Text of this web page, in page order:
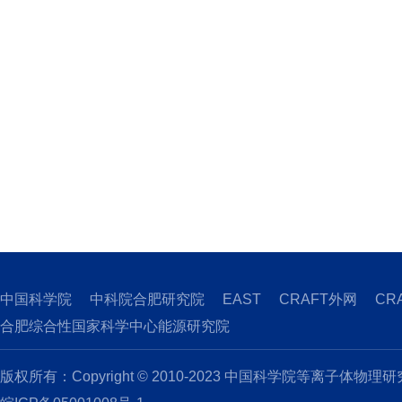
中国科学院 中科院合肥研究院 EAST CRAFT外网
合肥综合性国家科学中心能源研究院
版权所有：Copyright © 2010-2023 中国科学院等离子体物理